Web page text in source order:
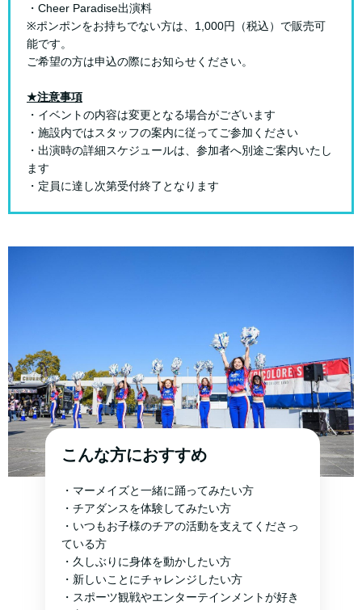
・Cheer Paradise出演料
※ポンポンをお持ちでない方は、1,000円（税込）で販売可
能です。
ご希望の方は申込の際にお知らせください。
★注意事項
・イベントの内容は変更となる場合がございます
・施設内ではスタッフの案内に従ってご参加ください
・出演時の詳細スケジュールは、参加者へ別途ご案内いたし
ます
・定員に達し次第受付終了となります
こんな方におすすめ
・マーメイズと一緒に踊ってみたい方
・チアダンスを体験してみたい方
・いつもお子様のチアの活動を支えてくださっ
ている方
・久しぶりに身体を動かしたい方
・新しいことにチャレンジしたい方
・スポーツ観戦やエンターテインメントが好き